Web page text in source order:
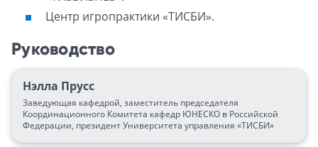
Центр игропрактики «ТИСБИ».
Руководство
Нэлла Прусс
Заведующая кафедрой, заместитель председателя
Координационного Комитета кафедр ЮНЕСКО в Российской
Федерации, президент Университета управления «ТИСБИ»